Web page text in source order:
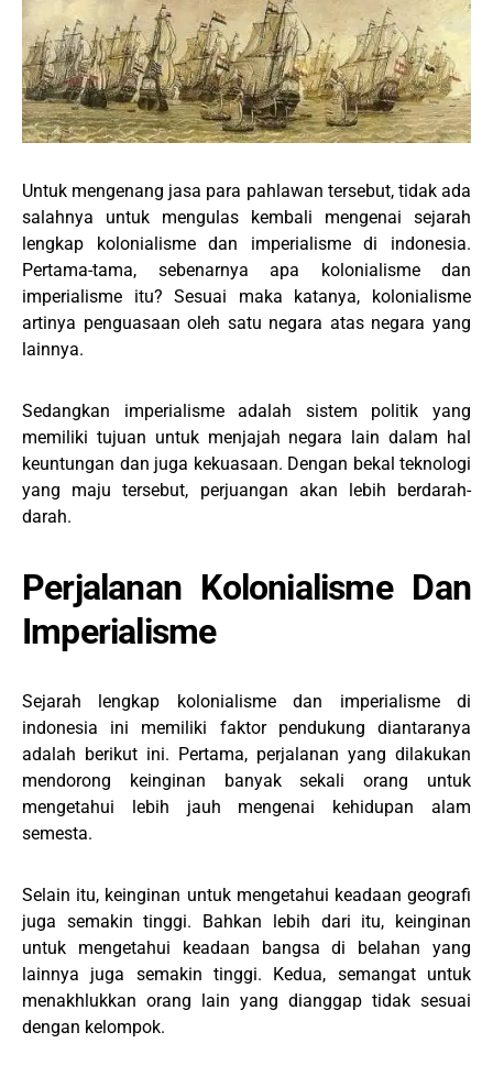
Untuk mengenang jasa para pahlawan tersebut, tidak ada
salahnya untuk mengulas kembali mengenai sejarah
lengkap kolonialisme dan imperialisme di indonesia.
Pertama-tama, sebenarnya apa kolonialisme dan
imperialisme itu? Sesuai maka katanya, kolonialisme
artinya penguasaan oleh satu negara atas negara yang
lainnya.
Sedangkan imperialisme adalah sistem politik yang
memiliki tujuan untuk menjajah negara lain dalam hal
keuntungan dan juga kekuasaan. Dengan bekal teknologi
yang maju tersebut, perjuangan akan lebih berdarah-
darah.
Perjalanan Kolonialisme Dan
Imperialisme
Sejarah lengkap kolonialisme dan imperialisme di
indonesia ini memiliki faktor pendukung diantaranya
adalah berikut ini. Pertama, perjalanan yang dilakukan
mendorong keinginan banyak sekali orang untuk
mengetahui lebih jauh mengenai kehidupan alam
semesta.
Selain itu, keinginan untuk mengetahui keadaan geografi
juga semakin tinggi. Bahkan lebih dari itu, keinginan
untuk mengetahui keadaan bangsa di belahan yang
lainnya juga semakin tinggi. Kedua, semangat untuk
menakhlukkan orang lain yang dianggap tidak sesuai
dengan kelompok.